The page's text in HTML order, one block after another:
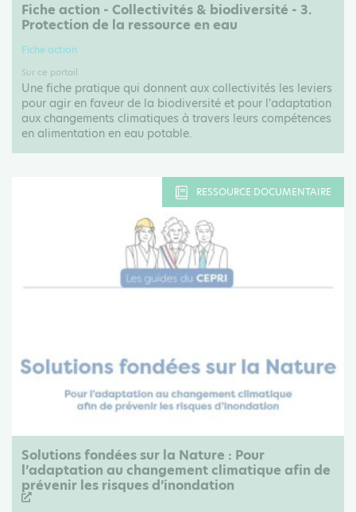
Fiche action - Collectivités & biodiversité - 3.
Protection de la ressource en eau
Fiche action
Sur ce portail
Une fiche pratique qui donnent aux collectivités les leviers
pour agir en faveur de la biodiversité et pour l'adaptation
aux changements climatiques à travers leurs compétences
en alimentation en eau potable.
RESSOURCE DOCUMENTAIRE
Solutions fondées sur la Nature : Pour
l’adaptation au changement climatique afin de
prévenir les risques d’inondation